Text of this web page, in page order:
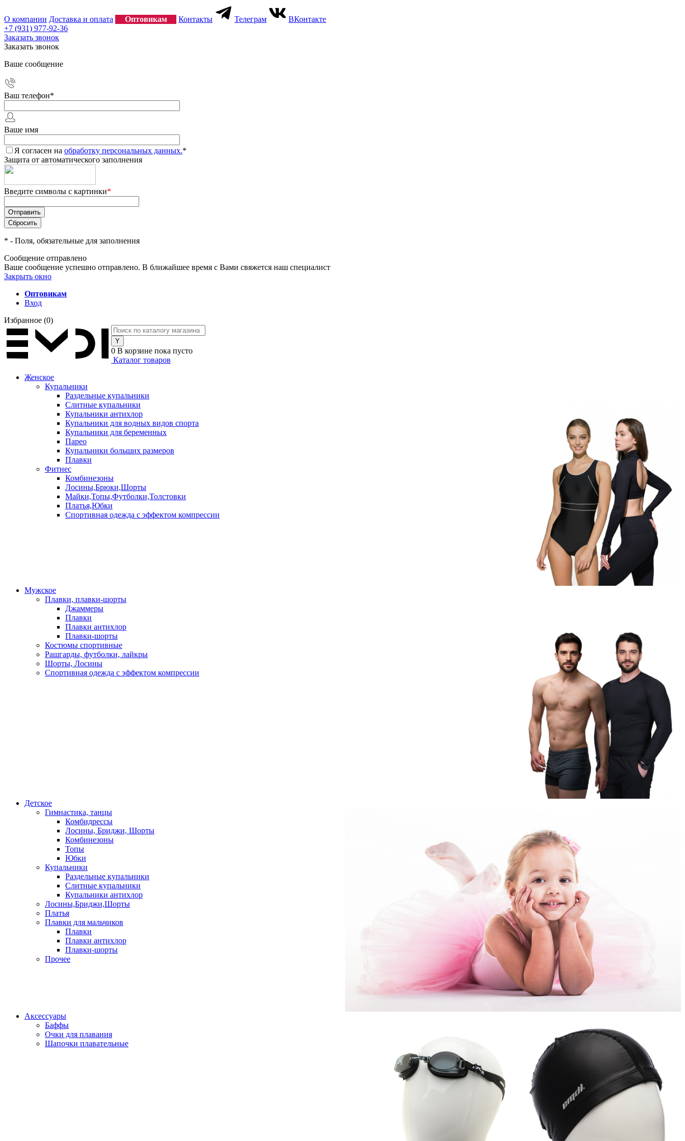
О компании Доставка и оплата Оптовикам Контакты Телеграм
ВКонтакте
+7 (931) 977-92-36
Заказать звонок
Заказать звонок
Ваше сообщение
Ваш телефон*
Ваше имя
Я согласен на обработку персональных данных.*
Защита от автоматического заполнения
Введите символы с картинки*
* - Поля, обязательные для заполнения
Сообщение отправлено
Ваше сообщение успешно отправлено. В ближайшее время с Вами свяжется наш специалист
Закрыть окно
Оптовикам
Вход
Избранное (0)
0 В корзине пока пусто
Каталог товаров
Женское
Купальники
Раздельные купальники
Слитные купальники
Купальники антихлор
Купальники для водных видов спорта
Купальники для беременных
Парео
Купальники больших размеров
Плавки
Фитнес
Комбинезоны
Лосины,Брюки,Шорты
Майки,Топы,Футболки,Толстовки
Платья,Юбки
Спортивная одежда с эффектом компрессии
Мужское
Плавки, плавки-шорты
Джаммеры
Плавки
Плавки антихлор
Плавки-шорты
Костюмы спортивные
Рашгарды, футболки, лайкры
Шорты, Лосины
Спортивная одежда с эффектом компрессии
Детское
Гимнастика, танцы
Комбидрессы
Лосины, Бриджи, Шорты
Комбинезоны
Топы
Юбки
Купальники
Раздельные купальники
Слитные купальники
Купальники антихлор
Лосины,Бриджи,Шорты
Платья
Плавки для мальчиков
Плавки
Плавки антихлор
Плавки-шорты
Прочее
Аксессуары
Баффы
Очки для плавания
Шапочки плавательные